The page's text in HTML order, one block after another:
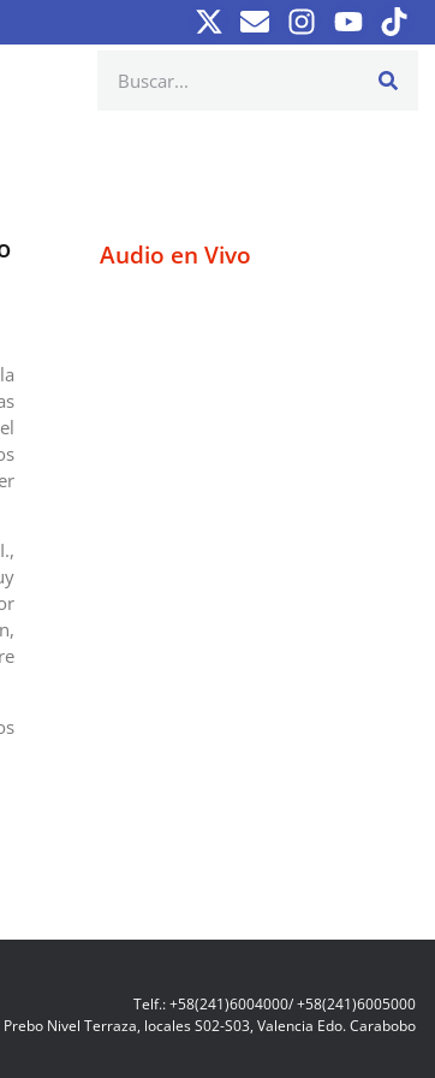
Audio en Vivo
Telf.: +58(241)6004000/ +58(241)6005000
Prebo Nivel Terraza, locales S02-S03, Valencia Edo. Carabobo